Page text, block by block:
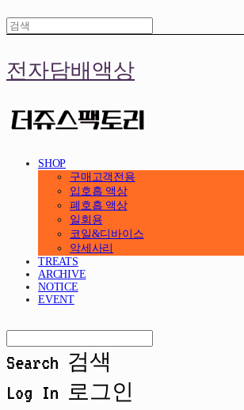
전자담배액상
SHOP
구매고객전용
입호흡 액상
폐호흡 액상
일회용
코일&디바이스
악세사리
TREATS
ARCHIVE
NOTICE
EVENT
Search 검색
Log In 로그인